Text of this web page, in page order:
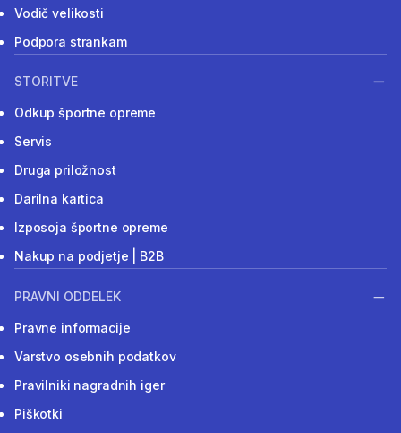
Vodič velikosti
Podpora strankam
STORITVE
Odkup športne opreme
Servis
Druga priložnost
Darilna kartica
Izposoja športne opreme
Nakup na podjetje | B2B
PRAVNI ODDELEK
Pravne informacije
Varstvo osebnih podatkov
Pravilniki nagradnih iger
Piškotki